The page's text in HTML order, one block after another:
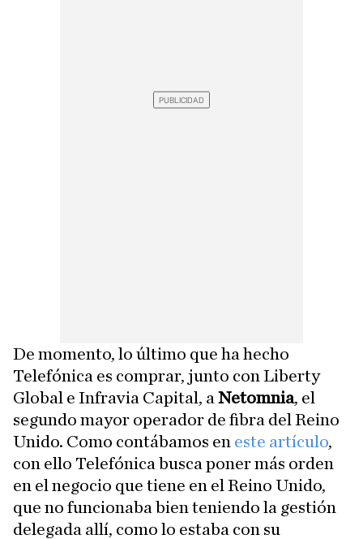
De momento, lo último que ha hecho
Telefónica es comprar, junto con Liberty
Global e Infravia Capital, a Netomnia, el
segundo mayor operador de fibra del Reino
Unido. Como contábamos en este artículo,
con ello Telefónica busca poner más orden
en el negocio que tiene en el Reino Unido,
que no funcionaba bien teniendo la gestión
delegada allí, como lo estaba con su